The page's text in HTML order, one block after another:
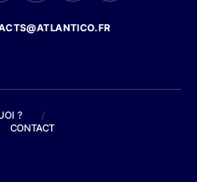
?
/
CONTACT